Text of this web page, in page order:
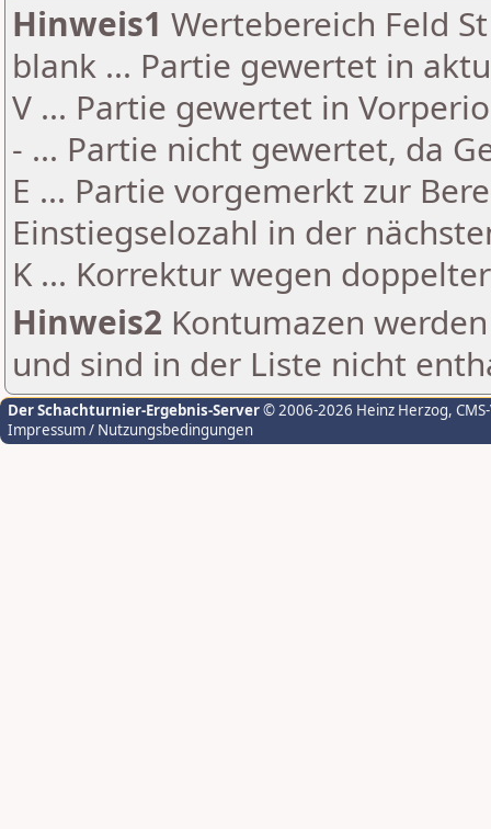
Hinweis1 Wertebereich Feld
blank ... Partie gewertet in
V ... Partie gewertet in
- ... Partie nicht gewertet, da
E ... Partie vorgemerkt zur
Einstiegselozahl in der
K ... Korrektur wegen
Hinweis2 Kontumazen
und sind in der Liste nicht
Der Schachturnier-Ergebnis-Server© 2006-2026 Heinz Herzog,
Impressum / Nutzungsbedingungen